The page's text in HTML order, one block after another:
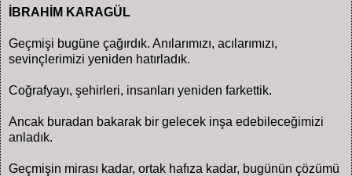
İBRAHİM KARAGÜL
Geçmişi bugüne çağırdık. Anılarımızı, acılarımızı,
sevinçlerimizi yeniden hatırladık.
Coğrafyayı, şehirleri, insanları yeniden farkettik.
Ancak buradan bakarak bir gelecek inşa edebileceğimizi
anladık.
Geçmişin mirası kadar, ortak hafıza kadar, bugünün çözümü